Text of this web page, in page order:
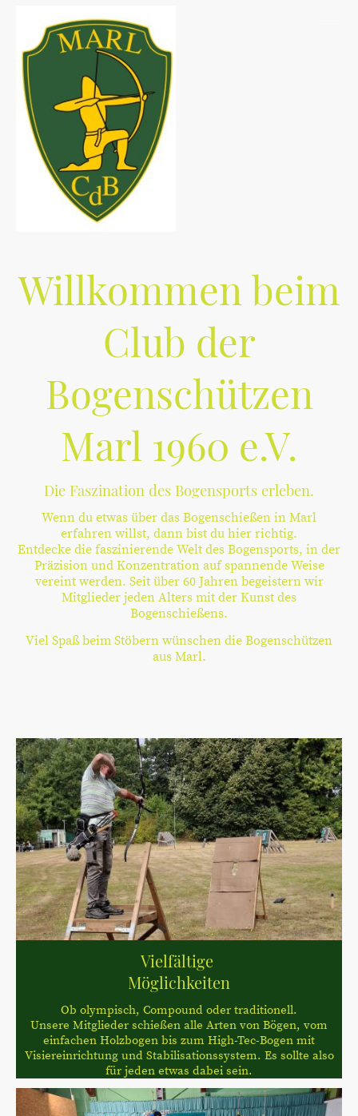
Willkommen beim
Club der
Bogenschützen
Marl 1960 e.V.
Wenn du etwas über das Bogenschießen in Marl
erfahren willst, dann bist du hier richtig.
Entdecke die faszinierende Welt des Bogensports, in der
Präzision und Konzentration auf spannende Weise
vereint werden. Seit über 60 Jahren begeistern wir
Mitglieder jeden Alters mit der Kunst des
Bogenschießens.
Viel Spaß beim Stöbern wünschen die Bogenschützen
aus Marl.
Die Faszination des Bogensports erleben.
Vielfältige
Möglichkeiten
Ob olympisch, Compound oder traditionell.
Unsere Mitglieder schießen alle Arten von Bögen, vom
einfachen Holzbogen bis zum High-Tec-Bogen mit
Visiereinrichtung und Stabilisationssystem. Es sollte also
für jeden etwas dabei sein.